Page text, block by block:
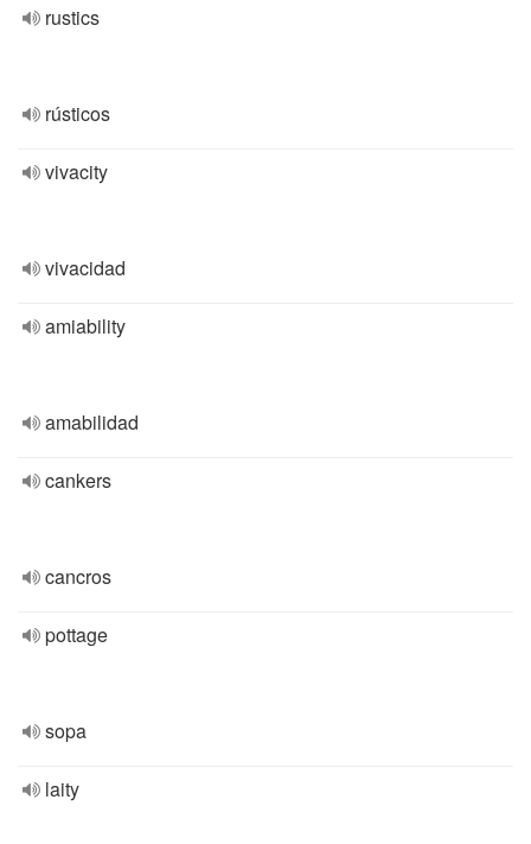
rustics
rústicos
vivacity
vivacidad
amiability
amabilidad
cankers
cancros
pottage
sopa
laity